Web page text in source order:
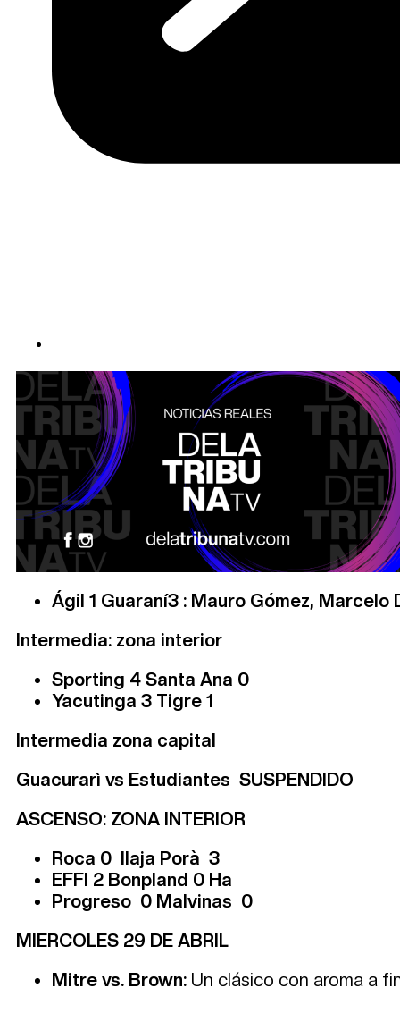
Ágil 1 Guaraní3 : Mauro Gómez, Marcelo
Intermedia: zona interior
Sporting 4 Santa Ana 0
Yacutinga 3 Tigre 1
Intermedia zona capital
Guacurarì vs Estudiantes SUSPENDIDO
ASCENSO: ZONA INTERIOR
Roca 0 Ilaja Porà 3
EFFI 2 Bonpland 0 Ha
Progreso 0 Malvinas 0
MIERCOLES 29 DE ABRIL
Mitre vs. Brown: Un clásico con aroma a